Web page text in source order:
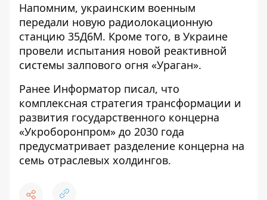
Напомним, украинским военным
передали новую радиолокационную
станцию 35Д6М. Кроме того, в Украине
провели испытания новой реактивной
системы залпового огня «Ураган».
Ранее Информатор писал, что
комплексная стратегия трансформации и
развития государственного концерна
«Укроборонпром» до 2030 года
предусматривает разделение концерна на
семь отраслевых холдингов.